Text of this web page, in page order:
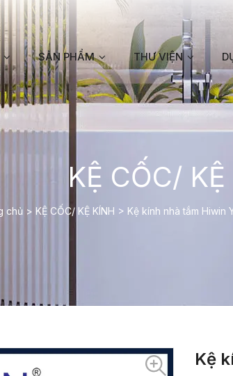
SẢN PHẨM THƯ VIỆN
KỆ CỐC/
chủ > KỆ CỐC/ KỆ KÍNH > Kệ kính nhà tắm Hiwin
Kệ